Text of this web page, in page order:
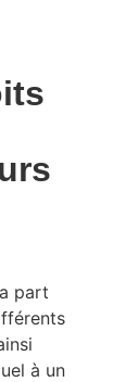
part
à un